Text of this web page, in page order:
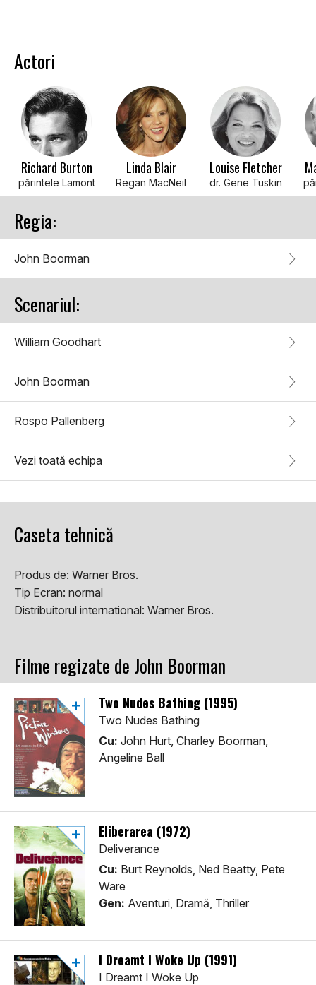
Actori
Richard Burton
părintele Lamont
Linda Blair
Regan MacNeil
Louise Fletcher
dr. Gene Tuskin
Regia:
John Boorman
Scenariul:
William Goodhart
John Boorman
Rospo Pallenberg
Vezi toată echipa
Caseta tehnică
Produs de: Warner Bros.
Tip Ecran: normal
Distribuitorul international: Warner Bros.
Filme regizate de John Boorman
Two Nudes Bathing (1995)
Two Nudes Bathing
Cu: John Hurt, Charley Boorman,
Angeline Ball
Eliberarea (1972)
Deliverance
Cu: Burt Reynolds, Ned Beatty, Pete
Ware
Gen: Aventuri, Dramă, Thriller
I Dreamt I Woke Up (1991)
I Dreamt I Woke Up